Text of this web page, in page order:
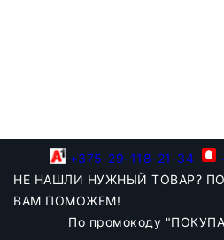
+375-29-118-21-34
НЕ НАШЛИ НУЖНЫЙ ТОВАР?
ВАМ ПОМОЖЕМ!
По промокоду